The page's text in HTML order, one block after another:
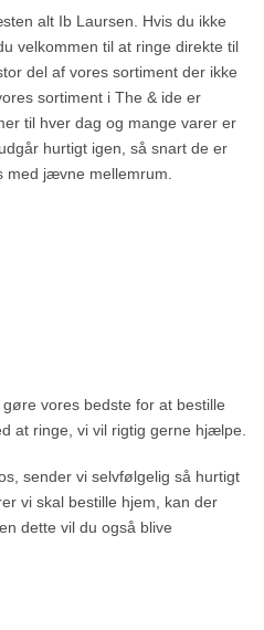
alt Ib Laursen. Hvis du ikke
velkommen til at ringe direkte til
del af vores sortiment der ikke
sortiment i The & ide er
til hver dag og mange varer er
hurtigt igen, så snart de er
med jævne mellemrum.
vores bedste for at bestille
at ringe, vi vil rigtig gerne hjælpe.
sender vi selvfølgelig så hurtigt
vi skal bestille hjem, kan der
dette vil du også blive